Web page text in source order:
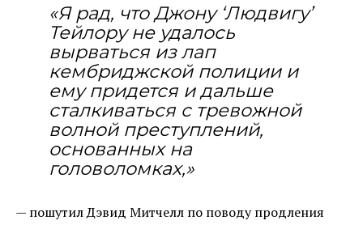
«Я рад, что Джону ‘Людвигу’
Тейлору не удалось
вырваться из лап
кембриджской полиции и
ему придется и дальше
сталкиваться с тревожной
волной преступлений,
основанных на
головоломках,»
— пошутил Дэвид Митчелл по поводу продления